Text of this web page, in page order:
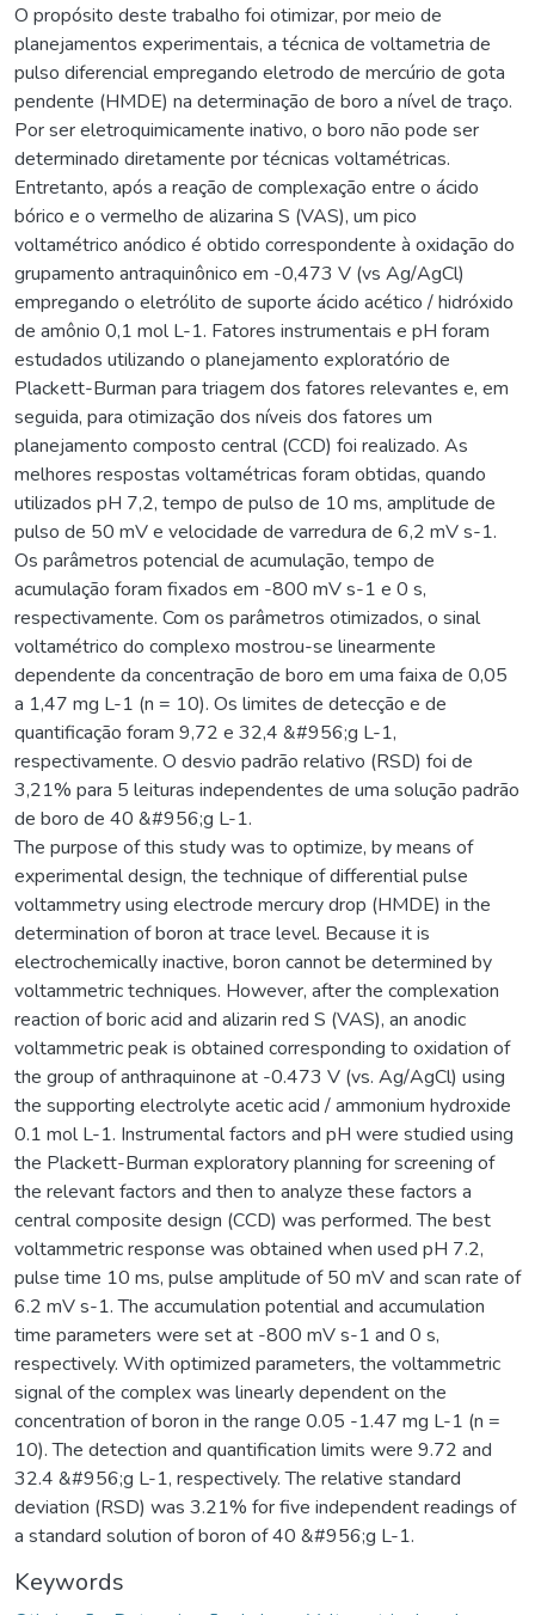
O propósito deste trabalho foi otimizar, por meio de
planejamentos experimentais, a técnica de voltametria de
pulso diferencial empregando eletrodo de mercúrio de gota
pendente (HMDE) na determinação de boro a nível de traço.
Por ser eletroquimicamente inativo, o boro não pode ser
determinado diretamente por técnicas voltamétricas.
Entretanto, após a reação de complexação entre o ácido
bórico e o vermelho de alizarina S (VAS), um pico
voltamétrico anódico é obtido correspondente à oxidação do
grupamento antraquinônico em -0,473 V (vs Ag/AgCl)
empregando o eletrólito de suporte ácido acético / hidróxido
de amônio 0,1 mol L-1. Fatores instrumentais e pH foram
estudados utilizando o planejamento exploratório de
Plackett-Burman para triagem dos fatores relevantes e, em
seguida, para otimização dos níveis dos fatores um
planejamento composto central (CCD) foi realizado. As
melhores respostas voltamétricas foram obtidas, quando
utilizados pH 7,2, tempo de pulso de 10 ms, amplitude de
pulso de 50 mV e velocidade de varredura de 6,2 mV s-1.
Os parâmetros potencial de acumulação, tempo de
acumulação foram fixados em -800 mV s-1 e 0 s,
respectivamente. Com os parâmetros otimizados, o sinal
voltamétrico do complexo mostrou-se linearmente
dependente da concentração de boro em uma faixa de 0,05
a 1,47 mg L-1 (n = 10). Os limites de detecção e de
quantificação foram 9,72 e 32,4 &#956;g L-1,
respectivamente. O desvio padrão relativo (RSD) foi de
3,21% para 5 leituras independentes de uma solução padrão
de boro de 40 &#956;g L-1.
The purpose of this study was to optimize, by means of
experimental design, the technique of differential pulse
voltammetry using electrode mercury drop (HMDE) in the
determination of boron at trace level. Because it is
electrochemically inactive, boron cannot be determined by
voltammetric techniques. However, after the complexation
reaction of boric acid and alizarin red S (VAS), an anodic
voltammetric peak is obtained corresponding to oxidation of
the group of anthraquinone at -0.473 V (vs. Ag/AgCl) using
the supporting electrolyte acetic acid / ammonium hydroxide
0.1 mol L-1. Instrumental factors and pH were studied using
the Plackett-Burman exploratory planning for screening of
the relevant factors and then to analyze these factors a
central composite design (CCD) was performed. The best
voltammetric response was obtained when used pH 7.2,
pulse time 10 ms, pulse amplitude of 50 mV and scan rate of
6.2 mV s-1. The accumulation potential and accumulation
time parameters were set at -800 mV s-1 and 0 s,
respectively. With optimized parameters, the voltammetric
signal of the complex was linearly dependent on the
concentration of boron in the range 0.05 -1.47 mg L-1 (n =
10). The detection and quantification limits were 9.72 and
32.4 &#956;g L-1, respectively. The relative standard
deviation (RSD) was 3.21% for five independent readings of
a standard solution of boron of 40 &#956;g L-1.
Keywords